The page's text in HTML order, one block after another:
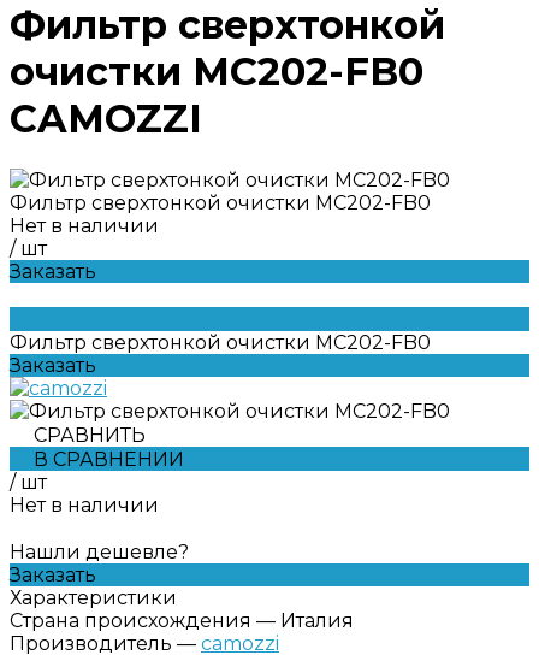
Фильтр сверхтонкой
очистки MC202-FB0
CAMOZZI
Фильтр сверхтонкой очистки MC202-FB0
Нет в наличии
/ шт
Заказать
Фильтр сверхтонкой очистки MC202-FB0
Заказать
СРАВНИТЬ
В СРАВНЕНИИ
/ шт
Нет в наличии
Нашли дешевле?
Заказать
Характеристики
Страна происхождения — Италия
Производитель — camozzi